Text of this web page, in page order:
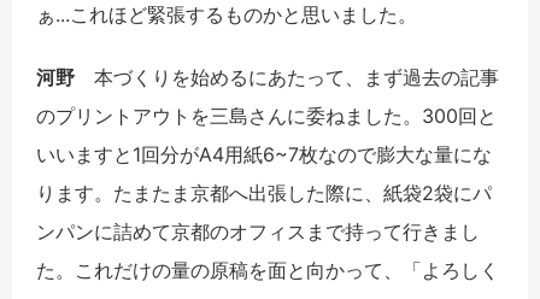
ぁ...これほど緊張するものかと思いました。
河野 本づくりを始めるにあたって、まず過去の記事
のプリントアウトを三島さんに委ねました。300回と
いいますと1回分がA4用紙6~7枚なので膨大な量にな
ります。たまたま京都へ出張した際に、紙袋2袋にパ
ンパンに詰めて京都のオフィスまで持って行きまし
た。これだけの量の原稿を面と向かって、「よろしく